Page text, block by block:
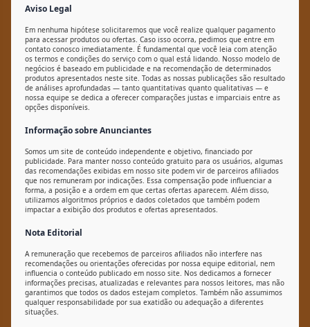
Aviso Legal
Em nenhuma hipótese solicitaremos que você realize qualquer pagamento
para acessar produtos ou ofertas. Caso isso ocorra, pedimos que entre em
contato conosco imediatamente. É fundamental que você leia com atenção
os termos e condições do serviço com o qual está lidando. Nosso modelo de
negócios é baseado em publicidade e na recomendação de determinados
produtos apresentados neste site. Todas as nossas publicações são resultado
de análises aprofundadas — tanto quantitativas quanto qualitativas — e
nossa equipe se dedica a oferecer comparações justas e imparciais entre as
opções disponíveis.
Informação sobre Anunciantes
Somos um site de conteúdo independente e objetivo, financiado por
publicidade. Para manter nosso conteúdo gratuito para os usuários, algumas
das recomendações exibidas em nosso site podem vir de parceiros afiliados
que nos remuneram por indicações. Essa compensação pode influenciar a
forma, a posição e a ordem em que certas ofertas aparecem. Além disso,
utilizamos algoritmos próprios e dados coletados que também podem
impactar a exibição dos produtos e ofertas apresentados.
Nota Editorial
A remuneração que recebemos de parceiros afiliados não interfere nas
recomendações ou orientações oferecidas por nossa equipe editorial, nem
influencia o conteúdo publicado em nosso site. Nos dedicamos a fornecer
informações precisas, atualizadas e relevantes para nossos leitores, mas não
garantimos que todos os dados estejam completos. Também não assumimos
qualquer responsabilidade por sua exatidão ou adequação a diferentes
situações.